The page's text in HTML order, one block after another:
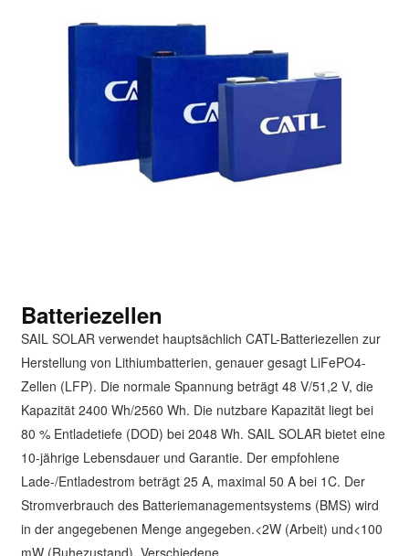
Batteriezellen
SAIL SOLAR verwendet hauptsächlich CATL-Batteriezellen zur
Herstellung von Lithiumbatterien, genauer gesagt LiFePO4-
Zellen (LFP). Die normale Spannung beträgt 48 V/51,2 V, die
Kapazität 2400 Wh/2560 Wh. Die nutzbare Kapazität liegt bei
80 % Entladetiefe (DOD) bei 2048 Wh. SAIL SOLAR bietet eine
10-jährige Lebensdauer und Garantie. Der empfohlene
Lade-/Entladestrom beträgt 25 A, maximal 50 A bei 1C. Der
Stromverbrauch des Batteriemanagementsystems (BMS) wird
in der angegebenen Menge angegeben.<2W (Arbeit) und<100
mW (Ruhezustand). Verschiedene